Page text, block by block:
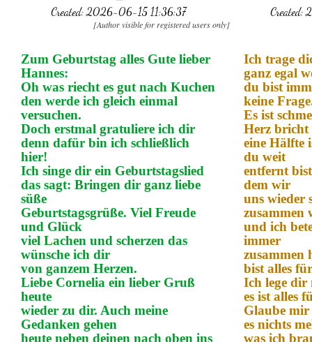
Created: 2026-06-15 11:36:37
[Author visible for registered users only]
Zum Geburtstag alles Gute lieber
Hannes:
Oh was riecht es gut nach Kuchen
den werde ich gleich einmal
versuchen.
Doch erstmal gratuliere ich dir
denn dafür bin ich schließlich
hier!
Ich singe dir ein Geburtstagslied
das sagt: Bringen dir ganz liebe
süße
Geburtstagsgrüße. Viel Freude
und Glück
viel Lachen und scherzen das
wünsche ich dir
von ganzem Herzen.
Liebe Cornelia ein lieber Gruß
heute
wieder zu dir. Auch meine
Gedanken gehen
heute neben deinen nach oben ins
Ich trage
ganz egal
du bist
keine
Es ist
Herz bricht
eine Hälfte
du weit
entfernt
dem wir
uns wieder
zusammen
und ich
immer
zusammen
bist alles
Ich lege dir
es ist alles
Glaube
es nichts
was ich